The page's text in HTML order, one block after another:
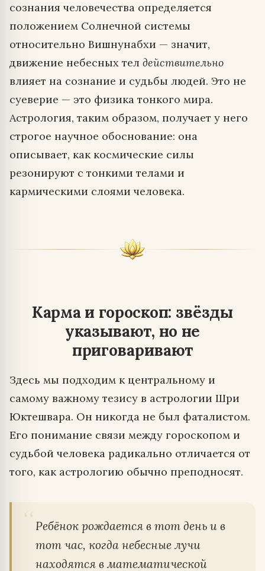
сознания человечества определяется
положением Солнечной системы
относительно Вишнунабхи — значит,
движение небесных тел действительно
влияет на сознание и судьбы людей. Это не
суеверие — это физика тонкого мира.
Астрология, таким образом, получает у него
строгое научное обоснование: она
описывает, как космические силы
резонируют с тонкими телами и
кармическими слоями человека.
Карма и гороскоп: звёзды
указывают, но не
приговаривают
Здесь мы подходим к центральному и
самому важному тезису в астрологии Шри
Юктешвара. Он никогда не был фаталистом.
Его понимание связи между гороскопом и
судьбой человека радикально отличается от
того, как астрологию обычно преподносят.
Ребёнок рождается в тот день и в
тот час, когда небесные лучи
находятся в математической